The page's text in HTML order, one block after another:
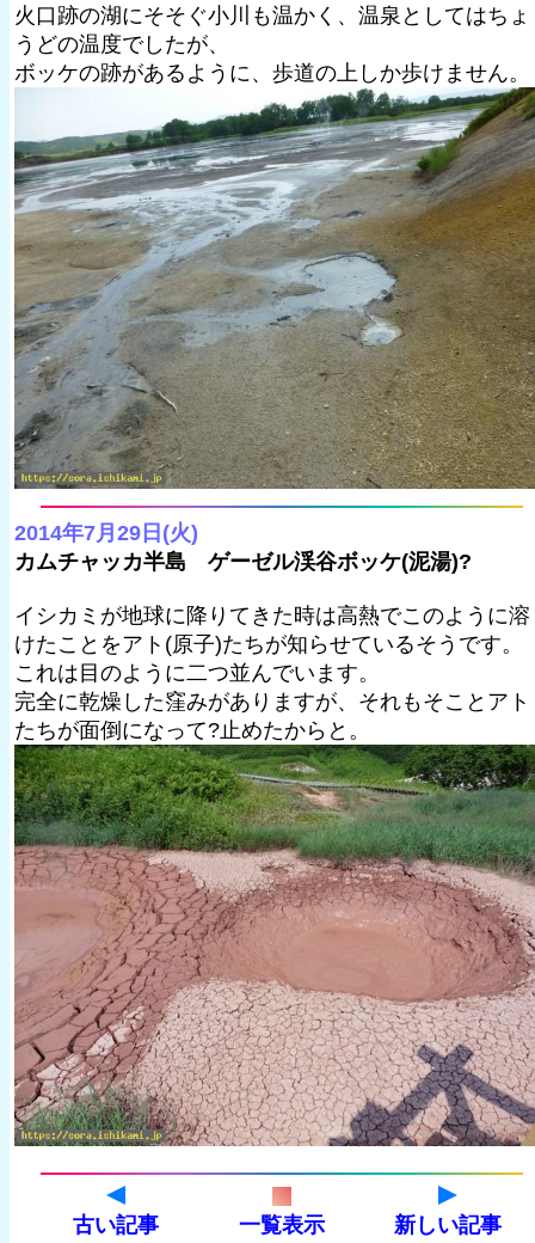
火口跡の湖にそそぐ小川も温かく、温泉としてはちょ
うどの温度でしたが、
ボッケの跡があるように、歩道の上しか歩けません。
2014年7月29日(火)
カムチャッカ半島 ゲーゼル渓谷ボッケ(泥湯)?
イシカミが地球に降りてきた時は高熱でこのように溶
けたことをアト(原子)たちが知らせているそうです。
これは目のように二つ並んでいます。
完全に乾燥した窪みがありますが、それもそことアト
たちが面倒になって?止めたからと。
古い記事 一覧表示 新しい記事